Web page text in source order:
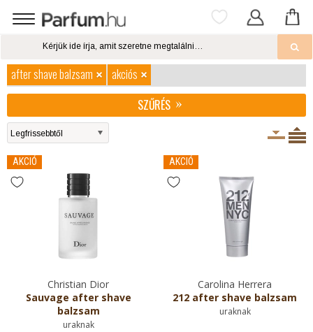
after shave balzsam
akciós
SZŰRÉS
AKCIÓ
Christian Dior
Sauvage after shave
balzsam
uraknak
AKCIÓ
Carolina Herrera
212 after shave balzsam
uraknak